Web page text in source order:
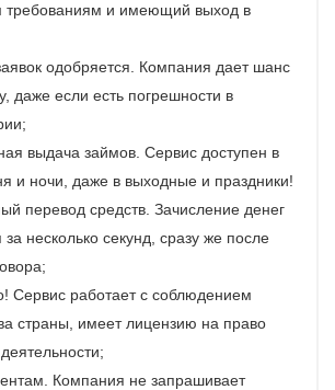
требованиям и имеющий выход в
одобряется. Компания дает шанс
даже если есть погрешности в
выдача займов. Сервис доступен в
и ночи, даже в выходные и праздники!
перевод средств. Зачисление денег
несколько секунд, сразу же после
Сервис работает с соблюдением
страны, имеет лицензию на право
Компания не запрашивает